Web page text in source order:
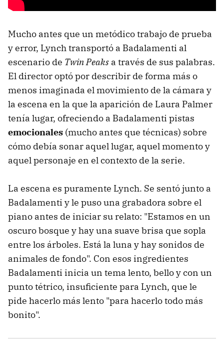
Mucho antes que un metódico trabajo de prueba
y error, Lynch transportó a Badalamenti al
escenario de Twin Peaks a través de sus palabras.
El director optó por describir de forma más o
menos imaginada el movimiento de la cámara y
la escena en la que la aparición de Laura Palmer
tenía lugar, ofreciendo a Badalamenti pistas
emocionales (mucho antes que técnicas) sobre
cómo debía sonar aquel lugar, aquel momento y
aquel personaje en el contexto de la serie.
La escena es puramente Lynch. Se sentó junto a
Badalamenti y le puso una grabadora sobre el
piano antes de iniciar su relato: "Estamos en un
oscuro bosque y hay una suave brisa que sopla
entre los árboles. Está la luna y hay sonidos de
animales de fondo". Con esos ingredientes
Badalamenti inicia un tema lento, bello y con un
punto tétrico, insuficiente para Lynch, que le
pide hacerlo más lento "para hacerlo todo más
bonito".